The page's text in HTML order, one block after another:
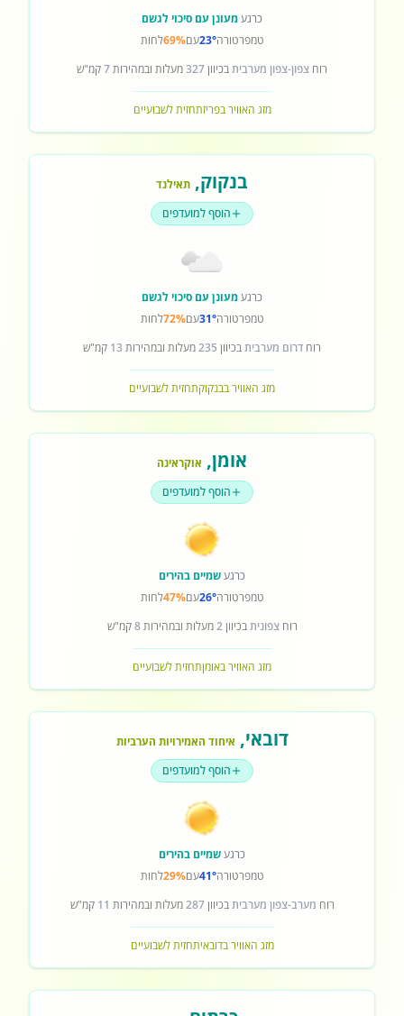
כרגעמעונן עם סיכוי לגשם
טמפרטורה23°עם69%לחות
רוח צפון-צפון מערביתבכיוון327מעלות ובמהירות7קמ"ש
מזג האוויר בפריזתחזית לשבועיים
בנקוק, תאילנד
הוסף למועדפים
כרגעמעונן עם סיכוי לגשם
טמפרטורה31°עם72%לחות
רוח דרום מערביתבכיוון 235מעלות ובמהירות 13 קמ"ש
מזג האוויר בבנקוקתחזית לשבועיים
אומן, אוקראינה
הוסף למועדפים
כרגעשמיים בהירים
טמפרטורה26°עם47%לחות
רוחצפוניתבכיוון2מעלות ובמהירות8קמ"ש
מזג האוויר באומןתחזית לשבועיים
דובאי, איחוד האמירויות הערביות
הוסף למועדפים
כרגעשמיים בהירים
טמפרטורה41°עם29%לחות
רוח מערב-צפון מערביתבכיוון287מעלות ובמהירות 11 קמ"ש
מזג האוויר בדובאיתחזית לשבועיים